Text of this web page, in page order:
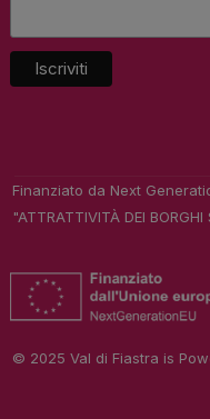
Finanziato da Next
"ATTRATTIVITÀ DEI BORGHI
© 2025 Val di Fiastra is